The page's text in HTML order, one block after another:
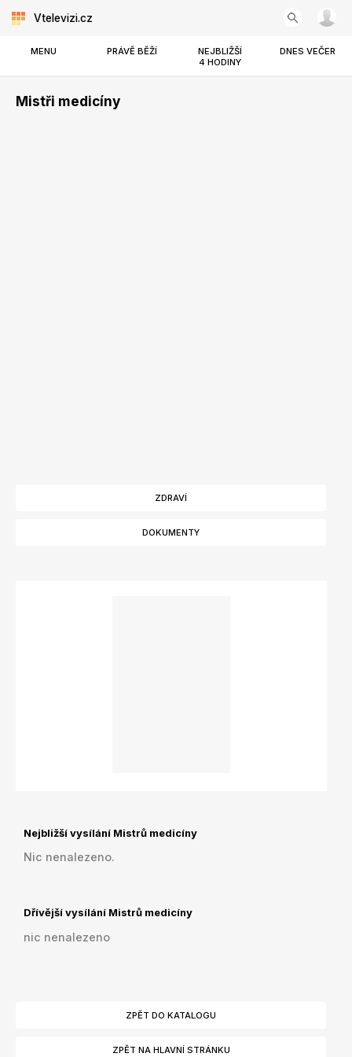
Vtelevizi.cz
MENU PRÁVĚ BĚŽÍ
NEJBLIŽŠÍ
4 HODINY
DNES VEČER
Mistři medicíny
ZDRAVÍ
DOKUMENTY
Nejbližší vysílání Mistrů medicíny
Nic nenalezeno.
Dřívější vysílání Mistrů medicíny
nic nenalezeno
ZPĚT DO KATALOGU
ZPĚT NA HLAVNÍ STRÁNKU